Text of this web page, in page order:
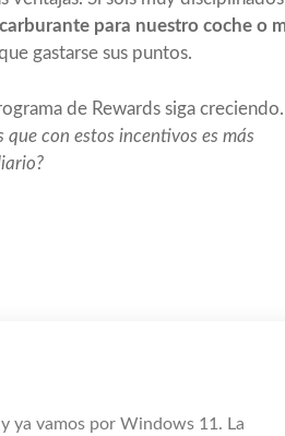
para nuestro coche o
gastarse sus puntos.
de Rewards siga creciendo.
que con estos incentivos es más
ya vamos por Windows 11. La